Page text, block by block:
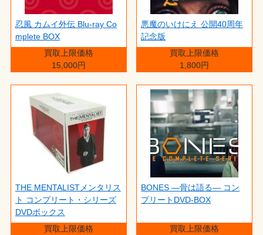
忍風 カムイ外伝 Blu-ray Co
mplete BOX
買取上限価格
15,000円
悪魔のいけにえ 公開40周年
記念版
買取上限価格
1,800円
THE MENTALISTメンタリス
ト コンプリート・シリーズ
DVDボックス
買取上限価格
BONES ―骨は語る― コン
プリートDVD-BOX
買取上限価格